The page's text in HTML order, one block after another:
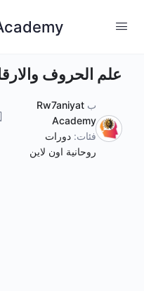
علم الحروف
ب Rw7aniyat
Academy
فئات: دورات
روحانية اون لاين